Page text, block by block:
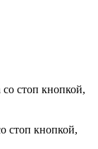
стоп кнопкой,
стоп кнопкой,